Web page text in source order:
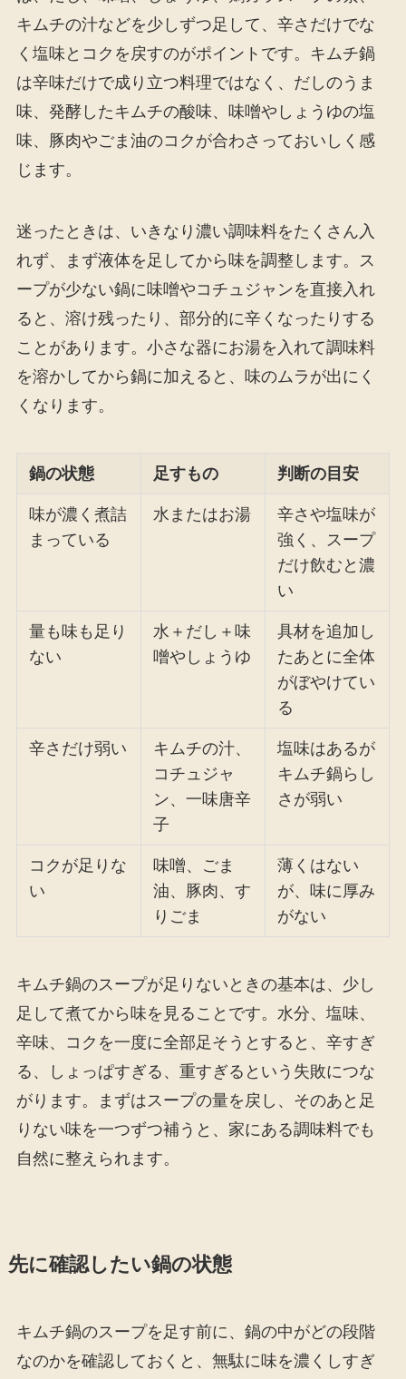
キムチの汁などを少しずつ足して、辛さだけでな
く塩味とコクを戻すのがポイントです。キムチ鍋
は辛味だけで成り立つ料理ではなく、だしのうま
味、発酵したキムチの酸味、味噌やしょうゆの塩
味、豚肉やごま油のコクが合わさっておいしく感
じます。
迷ったときは、いきなり濃い調味料をたくさん入
れず、まず液体を足してから味を調整します。ス
ープが少ない鍋に味噌やコチュジャンを直接入れ
ると、溶け残ったり、部分的に辛くなったりする
ことがあります。小さな器にお湯を入れて調味料
を溶かしてから鍋に加えると、味のムラが出にく
くなります。
鍋の状態 足すもの 判断の目安
味が濃く煮詰
まっている
水またはお湯
辛さや塩味が
強く、スープ
だけ飲むと濃
い
量も味も足り
ない
水＋だし＋味
噌やしょうゆ
具材を追加し
たあとに全体
がぼやけてい
る
辛さだけ弱い
キムチの汁、
コチュジャ
ン、一味唐辛
子
塩味はあるが
キムチ鍋らし
さが弱い
コクが足りな
い
味噌、ごま
油、豚肉、す
りごま
薄くはない
が、味に厚み
がない
キムチ鍋のスープが足りないときの基本は、少し
足して煮てから味を見ることです。水分、塩味、
辛味、コクを一度に全部足そうとすると、辛すぎ
る、しょっぱすぎる、重すぎるという失敗につな
がります。まずはスープの量を戻し、そのあと足
りない味を一つずつ補うと、家にある調味料でも
自然に整えられます。
先に確認したい鍋の状態
キムチ鍋のスープを足す前に、鍋の中がどの段階
なのかを確認しておくと、無駄に味を濃くしすぎ